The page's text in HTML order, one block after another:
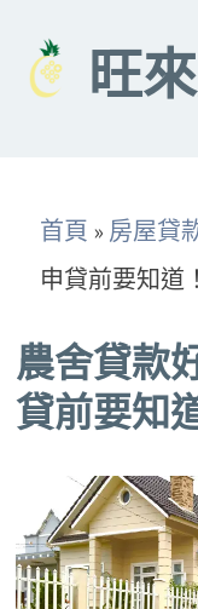
content
旺
首頁 » 房屋貸
申貸前要知道！
農舍貸款
貸前要知